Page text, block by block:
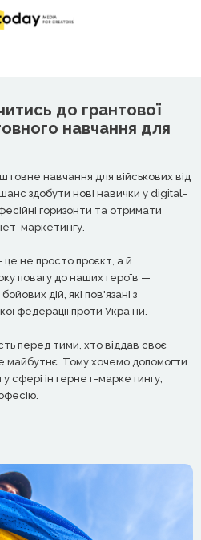
до грантової
навчання для
навчання для військових від
здобути нові навички у digital-
горизонти та отримати
маркетингу.
це не просто проєкт, а й
повагу до наших героїв —
дій, які пов'язані з
федерації проти України.
перед тими, хто віддав своє
майбутнє. Тому хочемо допомогти
сфері інтернет-маркетингу,